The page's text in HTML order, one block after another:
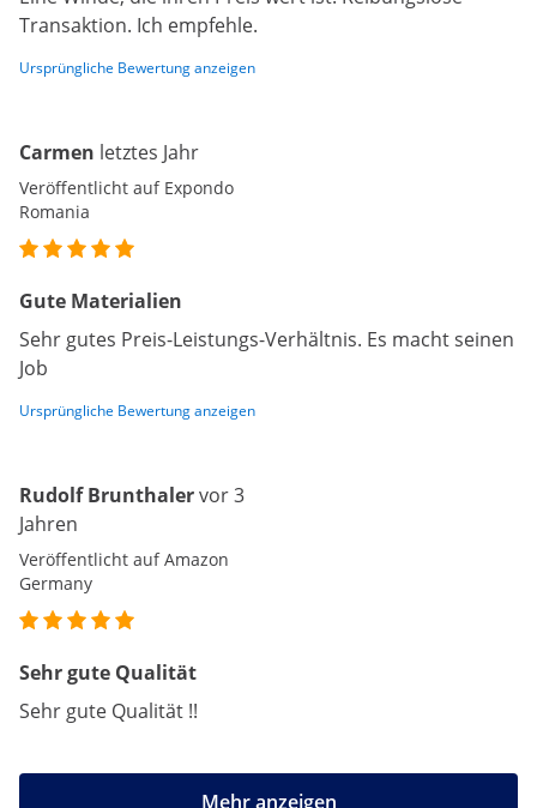
Transaktion. Ich empfehle.
Ursprüngliche Bewertung anzeigen
Carmen letztes Jahr
Veröffentlicht auf Expondo
Romania
Gute Materialien
Sehr gutes Preis-Leistungs-Verhältnis. Es macht seinen
Job
Ursprüngliche Bewertung anzeigen
Rudolf Brunthalervor 3
Jahren
Veröffentlicht auf Amazon
Germany
Sehr gute Qualität
Sehr gute Qualität !!
Mehr anzeigen